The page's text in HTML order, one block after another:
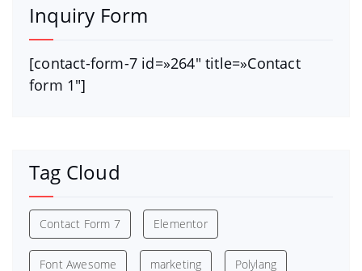
Inquiry Form
[contact-form-7 id=»264″ title=»Contact
form 1″]
Tag Cloud
Contact Form 7 Elementor
Font Awesome marketing Polylang